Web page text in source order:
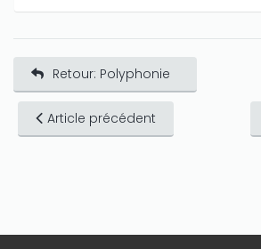
Retour: Polyphonie
Article précédent